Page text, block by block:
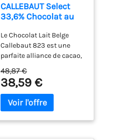
CALLEBAUT Select
33,6% Chocolat au
Le Chocolat Lait Belge
Callebaut 823 est une
parfaite alliance de cacao,
incontournable chez les
pâtissiers du monde
entier. De qualité
supérieure, le Finest
excellents. Conçu à partir
48,87 €
38,59 €